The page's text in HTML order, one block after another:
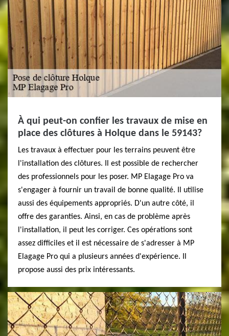
À qui peut-on confier les travaux de mise en
place des clôtures à Holque dans le 59143?
Les travaux à effectuer pour les terrains peuvent être
l'installation des clôtures. Il est possible de rechercher
des professionnels pour les poser. MP Elagage Pro va
s'engager à fournir un travail de bonne qualité. Il utilise
aussi des équipements appropriés. D'un autre côté, il
offre des garanties. Ainsi, en cas de problème après
l'installation, il peut les corriger. Ces opérations sont
assez difficiles et il est nécessaire de s'adresser à MP
Elagage Pro qui a plusieurs années d'expérience. Il
propose aussi des prix intéressants.